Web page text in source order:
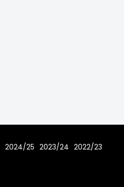
2024/25 2023/24 2022/23